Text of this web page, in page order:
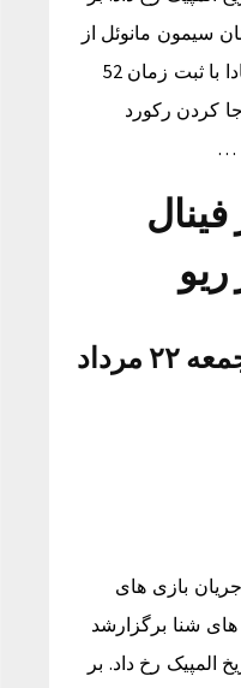
آزاد زنان سیمون مانوئل از
آمریکا و پنی الکسیاک از کانادا با ثبت زمان 52
جا کردن رکورد
…
زمان دریافت خبر: جمعه ۲۲ مرداد
بازی های
2016،رقابت های شنا برگزارشد
المپیک رخ داد. بر